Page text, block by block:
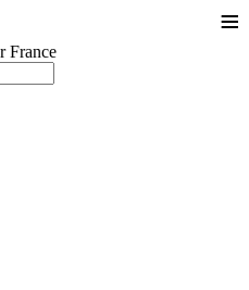
≡
France